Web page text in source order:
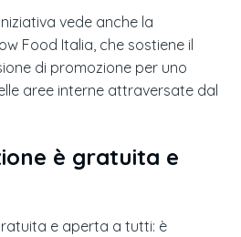
vede anche la
Food Italia, che sostiene il
di promozione per uno
aree interne attraversate dal
è gratuita e
e aperta a tutti: è